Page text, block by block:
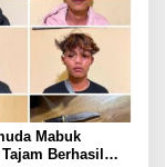
Progres
Dugaan
Dana Desa dan
Mabuk
Berhasil